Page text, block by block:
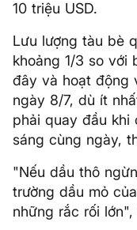
10 triệu USD.
Lưu lượng tàu bè
khoảng 1/3 so với
đây và hoạt động
ngày 8/7, dù ít
phải quay đầu
sáng cùng ngày,
"Nếu dầu thô
trường dầu mỏ
những rắc rối